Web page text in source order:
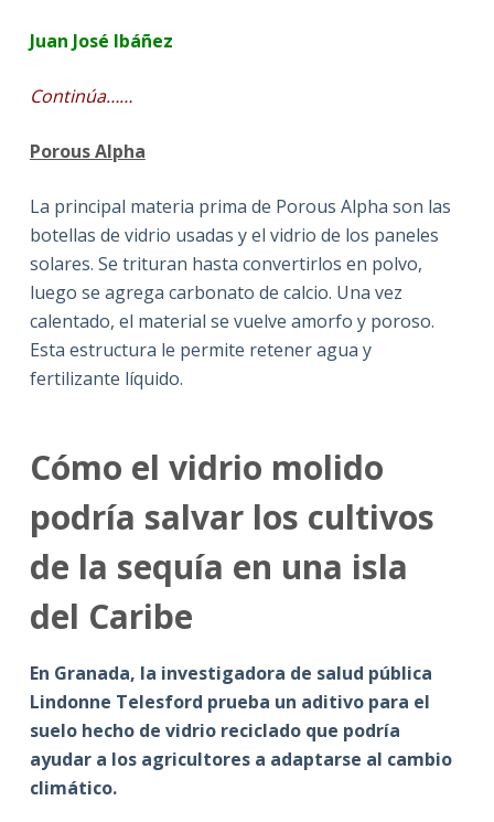
Juan José Ibáñez
Continúa……
Porous Alpha
La principal materia prima de Porous Alpha son las
botellas de vidrio usadas y el vidrio de los paneles
solares. Se trituran hasta convertirlos en polvo,
luego se agrega carbonato de calcio. Una vez
calentado, el material se vuelve amorfo y poroso.
Esta estructura le permite retener agua y
fertilizante líquido.
Cómo el vidrio molido
podría salvar los cultivos
de la sequía en una isla
del Caribe
En Granada, la investigadora de salud pública
Lindonne Telesford prueba un aditivo para el
suelo hecho de vidrio reciclado que podría
ayudar a los agricultores a adaptarse al cambio
climático.